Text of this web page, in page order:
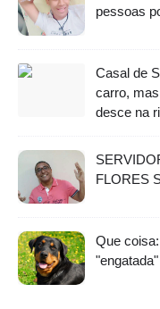
pessoas
Casal de
carro,
desce na
FLORES
Que